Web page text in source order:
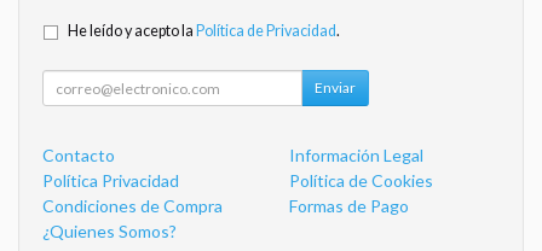
He leído y acepto la Política de Privacidad.
Enviar
Contacto
Información Legal
Política Privacidad
Política de Cookies
Condiciones de Compra
Formas de Pago
¿Quienes Somos?